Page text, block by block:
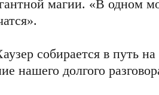
магии. «В одном
собирается в путь на
нашего долгого